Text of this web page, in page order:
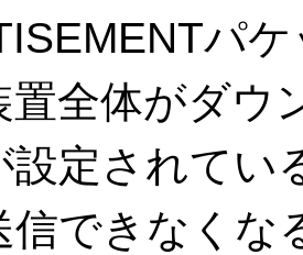
パ
置全体がダウ
設定されてい
信できなくな